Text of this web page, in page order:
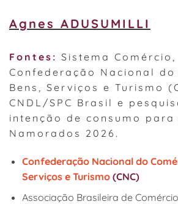
Agnes ADUSUMILLI
Fontes: Sistema Comércio,
Confederação Nacional do
Bens, Serviços e Turismo
CNDL/SPC Brasil e
intenção de consumo para
Namorados 2026.
Confederação Nacional do
Serviços e Turismo(CNC)
Associação Brasileira de